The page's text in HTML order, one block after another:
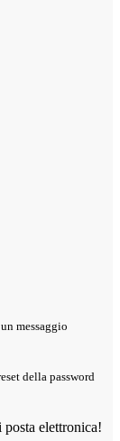
messaggio
della password
elettronica!